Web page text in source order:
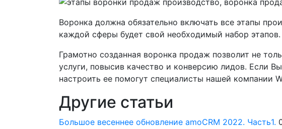
Воронка должна обязательно включать все этапы
каждой сферы будет свой необходимый набор этапов.
Грамотно созданная воронка продаж позволит не
услуги, повысив качество и конверсию лидов. Если
настроить ее помогут специалисты нашей компании
Другие статьи
Большое весеннее обновление amoCRM 2022. Часть1.